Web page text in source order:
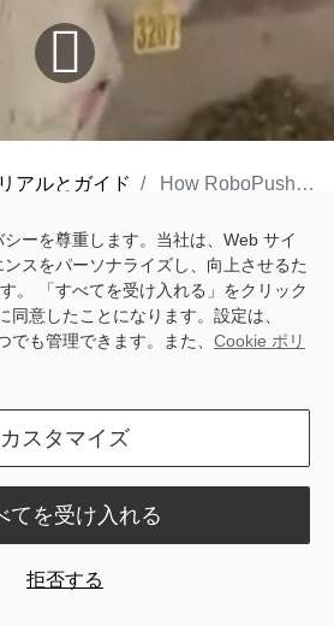
アルとガイド How RoboPusher Pro Can Revolutionize Your Pasture Management
challenging. You have to feed your
health and milk production, and deal
risks. But what if there is a smart
tasks for you automatically and
world’s first automatic visual
from Sveaverken. RoboPusher Pro
features and benefits.
Pro?
ーを尊重します。当社は、Web サイ
ンスをパーソナライズし、向上させるた
。 「すべてを受け入れる」をクリック
同意したことになります。設定は、
でも管理できます。また、 Cookie ポリ
カスタマイズ
拒否する
てを受け入れる